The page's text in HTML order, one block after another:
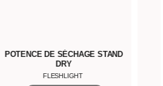
POTENCE DE SÉCHAGE STAND
DRY
FLESHLIGHT